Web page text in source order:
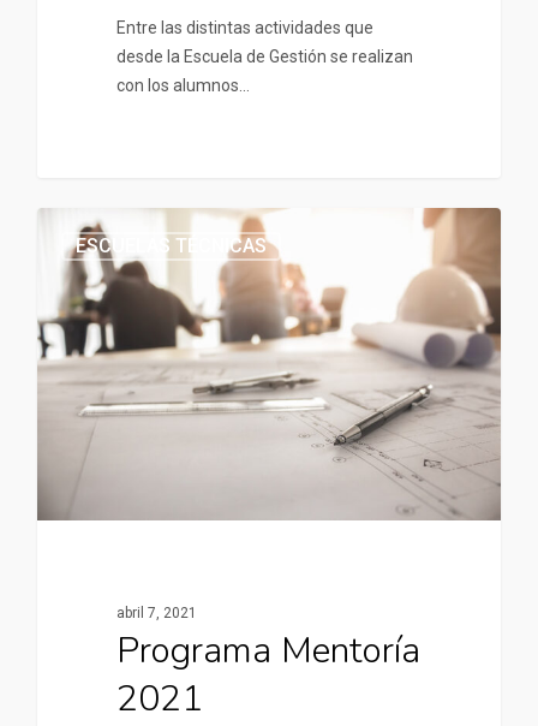
Entre las distintas actividades que
desde la Escuela de Gestión se realizan
con los alumnos…
ESCUELAS TÉCNICAS
abril 7, 2021
Programa Mentoría
2021